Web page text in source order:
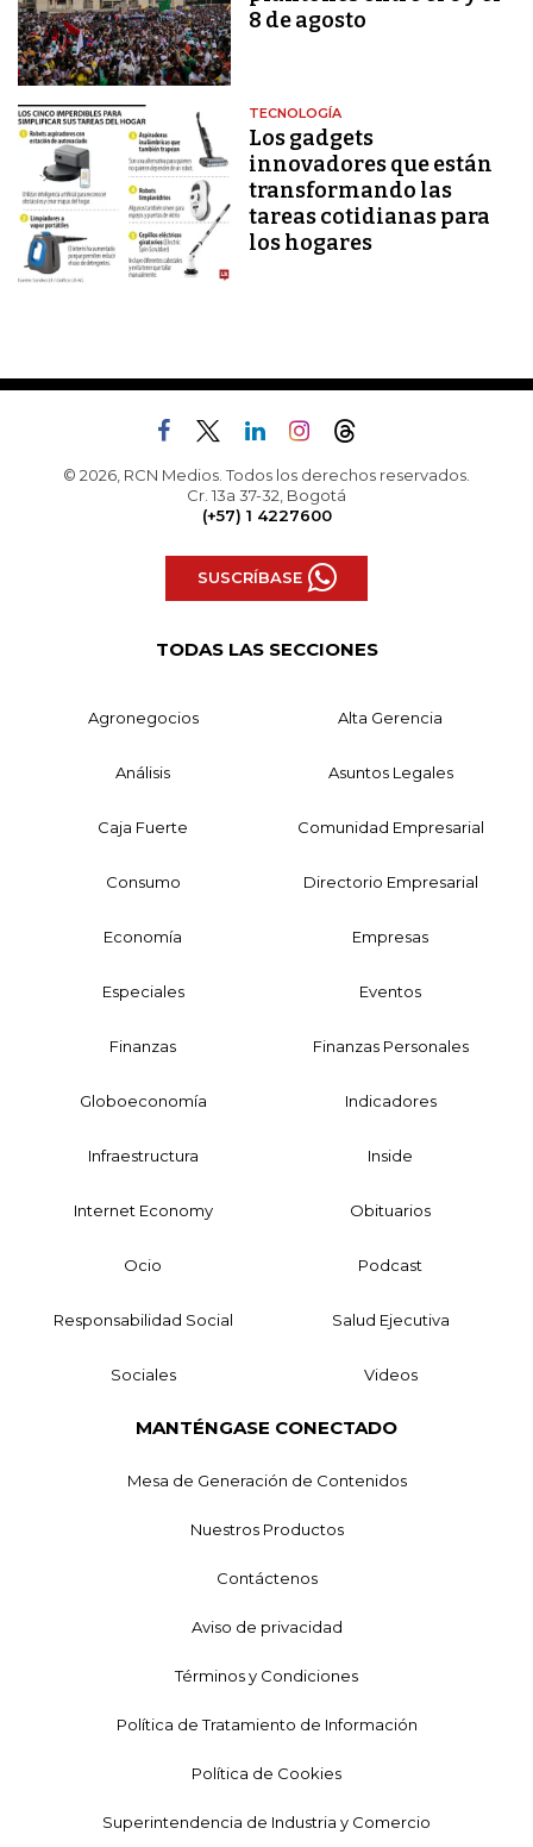
8 de agosto
TECNOLOGÍA
Los gadgets
innovadores que están
transformando las
tareas cotidianas para
los hogares
© 2026, RCN Medios. Todos los derechos reservados.
Cr. 13a 37-32, Bogotá
(+57) 1 4227600
SUSCRÍBASE
TODAS LAS SECCIONES
Agronegocios Alta Gerencia
Análisis Asuntos Legales
Caja Fuerte Comunidad Empresarial
Consumo Directorio Empresarial
Economía Empresas
Especiales Eventos
Finanzas Finanzas Personales
Globoeconomía Indicadores
Infraestructura Inside
Internet Economy Obituarios
Ocio Podcast
Responsabilidad Social Salud Ejecutiva
Sociales Videos
MANTÉNGASE CONECTADO
Mesa de Generación de Contenidos
Nuestros Productos
Contáctenos
Aviso de privacidad
Términos y Condiciones
Política de Tratamiento de Información
Política de Cookies
Superintendencia de Industria y Comercio